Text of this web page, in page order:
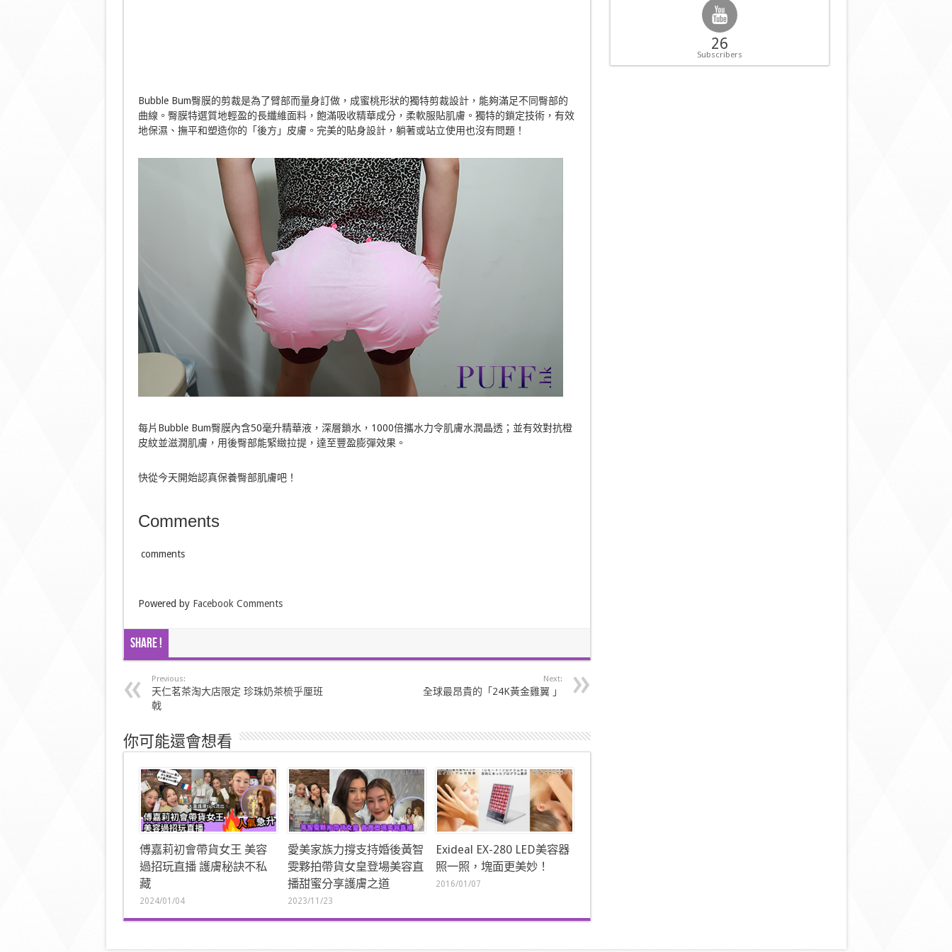
Bubble Bum臀膜的剪裁是為了臂部而量身訂做，成蜜桃形狀的獨特剪裁設計，能夠滿足不同臀部的
曲線。臀膜特選質地輕盈的長纖維面料，飽滿吸收精華成分，柔軟服貼肌膚。獨特的鎖定技術，有效
地保濕、撫平和塑造你的「後方」皮膚。完美的貼身設計，躺著或站立使用也沒有問題！
每片Bubble Bum臀膜內含50毫升精華液，深層鎖水，1000倍攜水力令肌膚水潤晶透；並有效對抗橙
皮紋並滋潤肌膚，用後臀部能緊緻拉提，達至豐盈膨彈效果。
快從今天開始認真保養臀部肌膚吧！
Comments
comments
Powered by Facebook Comments
Share !
Previous:
天仁茗茶淘大店限定 珍珠奶茶梳乎厘班
戟
Next:
全球最昂貴的「24K黃金雞翼 」
你可能還會想看
傅嘉莉初會帶貨女王 美容
過招玩直播 護膚秘訣不私
藏
2024/01/04
愛美家族力撐支持婚後黃智
雯夥拍帶貨女皇登場美容直
播甜蜜分享護膚之道
2023/11/23
Exideal EX-280 LED美容器
照一照，塊面更美妙！
2016/01/07
26
Subscribers